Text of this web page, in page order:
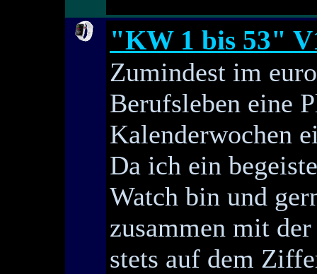
"KW 1 bis 53"
Zumindest im
Berufsleben eine
Kalenderwochen
Da ich ein
Watch bin und
zusammen mit
stets auf dem